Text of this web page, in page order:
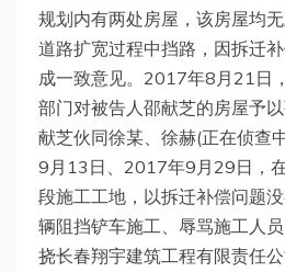
规划内有两处房屋，该房屋均
道路扩宽过程中挡路，因拆迁
成一致意见。2017年8月21日
部门对被告人邵献芝的房屋予
献芝伙同徐某、徐赫(正在侦查
9月13日、2017年9月29日，
段施工工地，以拆迁补偿问题
辆阻挡铲车施工、辱骂施工人
挠长春翔宇建筑工程有限责任